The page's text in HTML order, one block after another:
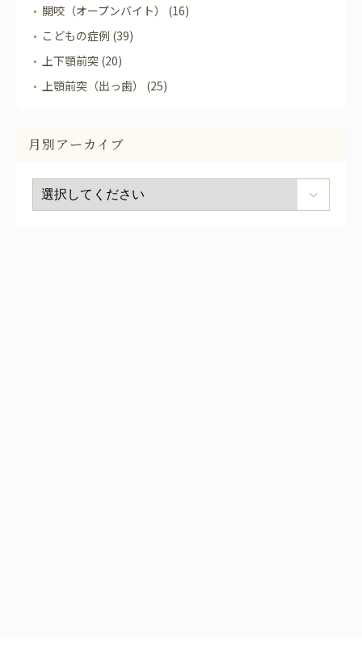
開咬（オープンバイト） (16)
こどもの症例 (39)
上下顎前突 (20)
上顎前突（出っ歯） (25)
月別アーカイブ